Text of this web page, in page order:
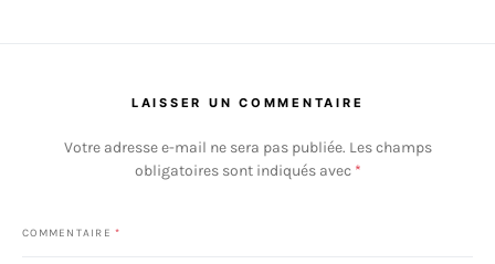
LAISSER UN COMMENTAIRE
Votre adresse e-mail ne sera pas publiée. Les champs
obligatoires sont indiqués avec *
COMMENTAIRE *